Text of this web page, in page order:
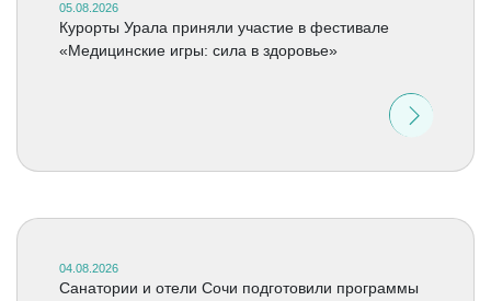
05.08.2026
Курорты Урала приняли участие в фестивале
«Медицинские игры: сила в здоровье»
04.08.2026
Санатории и отели Сочи подготовили программы